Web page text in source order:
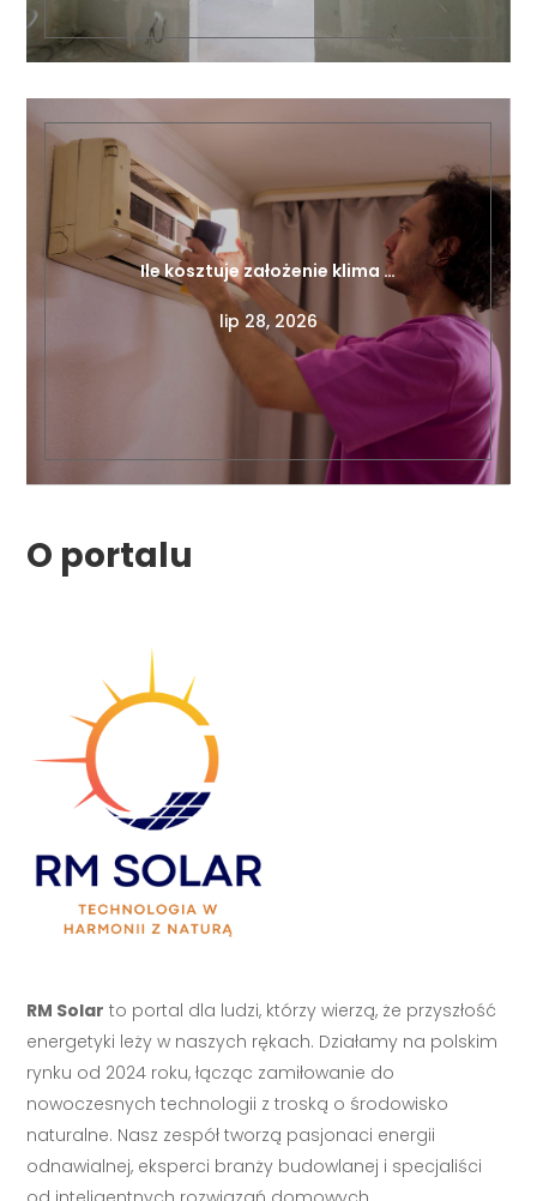
Ile kosztuje założenie klima …
lip 28, 2026
O portalu
RM Solar to portal dla ludzi, którzy wierzą, że przyszłość
energetyki leży w naszych rękach. Działamy na polskim
rynku od 2024 roku, łącząc zamiłowanie do
nowoczesnych technologii z troską o środowisko
naturalne. Nasz zespół tworzą pasjonaci energii
odnawialnej, eksperci branży budowlanej i specjaliści